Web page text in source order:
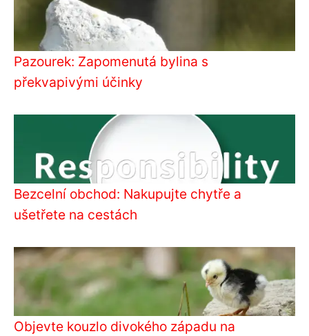
Pazourek: Zapomenutá bylina s
překvapivými účinky
Bezcelní obchod: Nakupujte chytře a
ušetřete na cestách
Objevte kouzlo divokého západu na